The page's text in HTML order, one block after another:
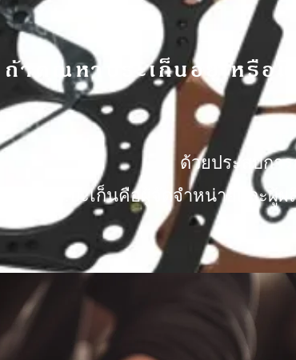
ถ้าคุณหาประเก็นอยู่ หรือ
ด้วยประสบกา
ส.ปะเก็นคือผู้จัดจำหน่ายและผู้